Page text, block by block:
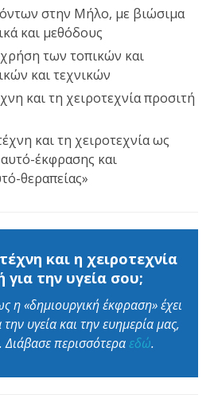
στην Μήλο, με βιώσιμα
και μεθόδους
των τοπικών και
και τεχνικών
και τη χειροτεχνία προσιτή
και τη χειροτεχνία ως
έκφρασης και
θεραπείας»
και η χειροτεχνία
για την υγεία σου;
η«δημιουργική έκφραση»έχει
υγεία και την ευημερία μας,
Διάβασε περισσότεραεδώ.